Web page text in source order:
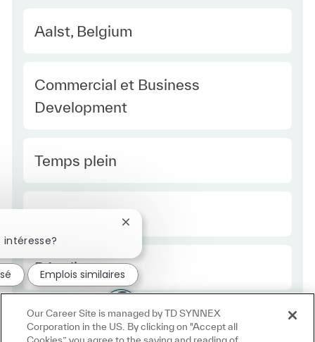
Location
Aalst, Belgium
Category
Commercial et Business
Development
Type Europe
Temps plein
Employee Type Europe
Régulier
Fermer la notification du chatbot
Emplois similaires
Our Career Site is managed by TD SYNNEX
Corporation in the US. By clicking on "Accept all